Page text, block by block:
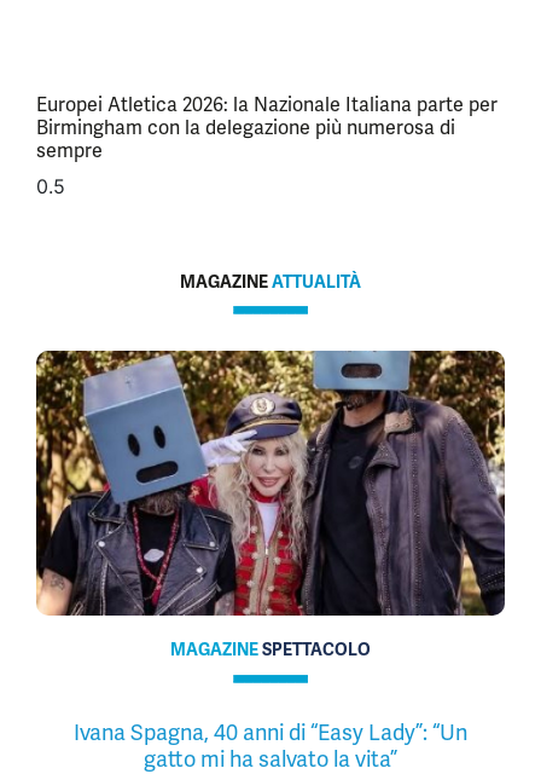
Europei Atletica 2026: la Nazionale Italiana parte per
Birmingham con la delegazione più numerosa di
sempre
MAGAZINEATTUALITÀ
MAGAZINESPETTACOLO
Ivana Spagna, 40 anni di “Easy Lady”: “Un
gatto mi ha salvato la vita”